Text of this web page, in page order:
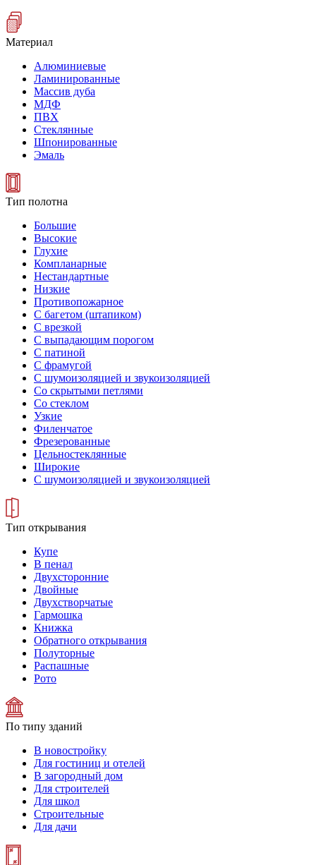
Материал
Алюминиевые
Ламинированные
Массив дуба
МДФ
ПВХ
Стеклянные
Шпонированные
Эмаль
Тип полотна
Большие
Высокие
Глухие
Компланарные
Нестандартные
Низкие
Противопожарное
С багетом (штапиком)
С врезкой
С выпадающим порогом
С патиной
С фрамугой
С шумоизоляцией и звукоизоляцией
Со скрытыми петлями
Со стеклом
Узкие
Филенчатое
Фрезерованные
Цельностеклянные
Широкие
С шумоизоляцией и звукоизоляцией
Тип открывания
Купе
В пенал
Двухсторонние
Двойные
Двухстворчатые
Гармошка
Книжка
Обратного открывания
Полуторные
Распашные
Рото
По типу зданий
В новостройку
Для гостиниц и отелей
В загородный дом
Для строителей
Для школ
Строительные
Для дачи